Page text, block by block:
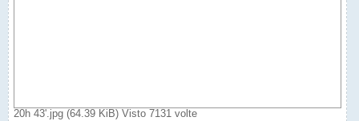
20h 43'.jpg (64.39 KiB) Visto 7131 volte